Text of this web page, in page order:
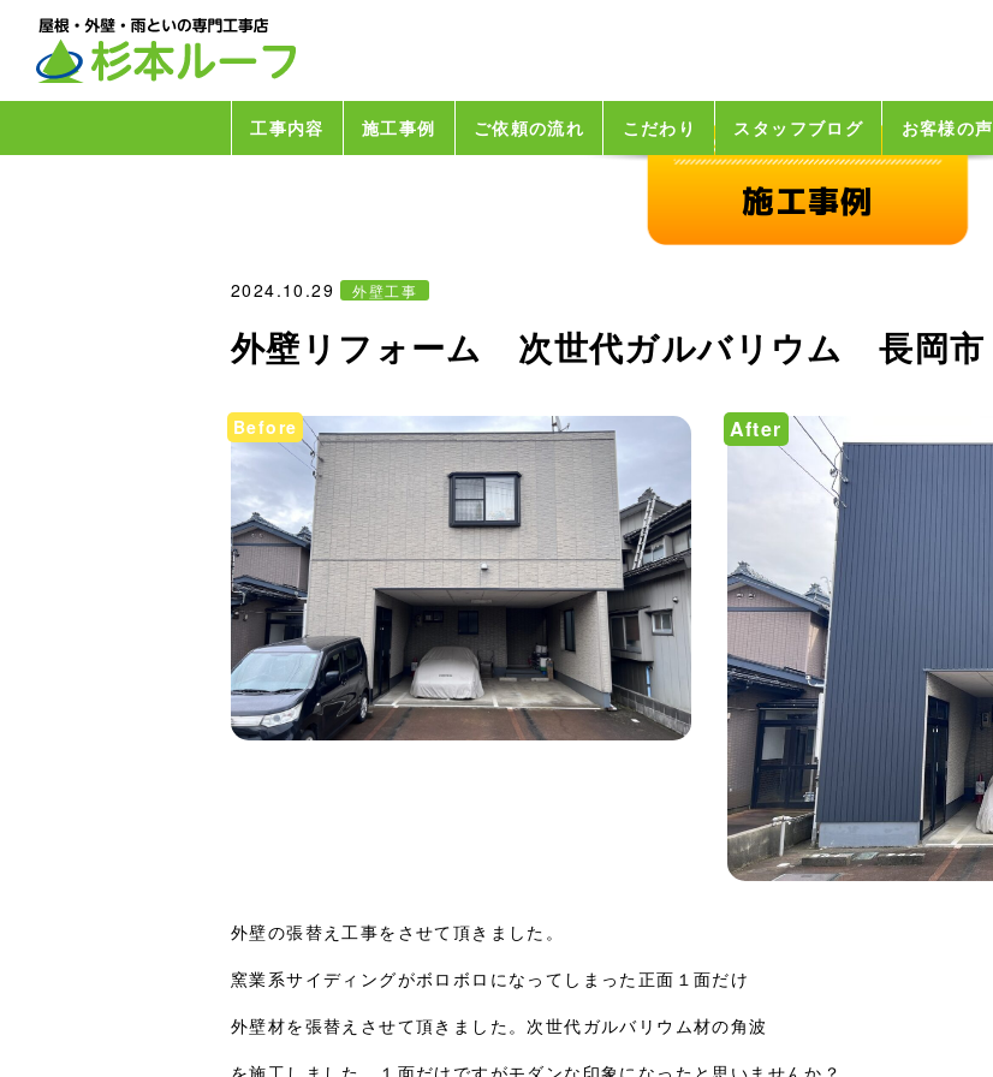
工事内容 施工事例 ご依頼の流れ こだわり スタッフブログ お客様の声
施工事例
2024.10.29 外壁工事
外壁リフォーム 次世代ガルバリウム 長岡市
外壁の張替え工事をさせて頂きました。
窯業系サイディングがボロボロになってしまった正面１面だけ
外壁材を張替えさせて頂きました。次世代ガルバリウム材の角波